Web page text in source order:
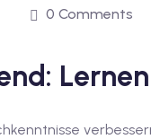
0 Comments